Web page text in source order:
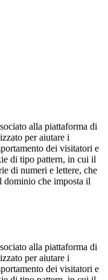
alla piattaforma di
per aiutare i
dei visitatori e
di tipo pattern, in cui il
di numeri e lettere, che
dominio che imposta il
alla piattaforma di
per aiutare i
dei visitatori e